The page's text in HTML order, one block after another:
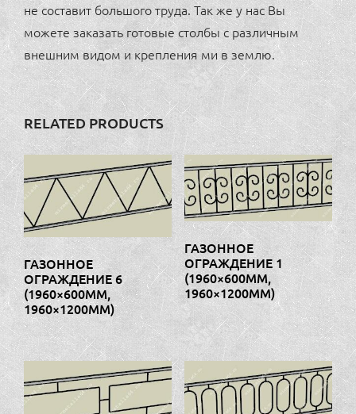
не составит большого труда. Так же у нас Вы
можете заказать готовые столбы с различным
внешним видом и крепления ми в землю.
RELATED PRODUCTS
ГАЗОННОЕ
ОГРАЖДЕНИЕ 6
(1960×600ММ,
1960×1200ММ)
ГАЗОННОЕ
ОГРАЖДЕНИЕ 1
(1960×600ММ,
1960×1200ММ)